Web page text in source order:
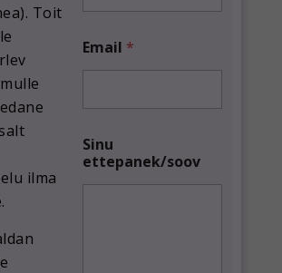
Toit
ilma
Email *
m
a
i
Sinu
ettepanek/soov